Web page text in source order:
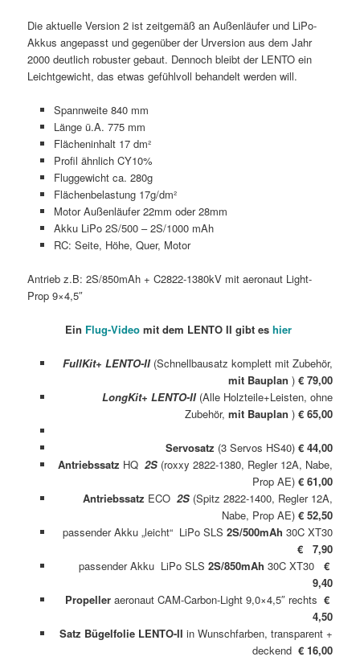
Die aktuelle Version 2 ist zeitgemäß an Außenläufer und LiPo-
Akkus angepasst und gegenüber der Urversion aus dem Jahr
2000 deutlich robuster gebaut. Dennoch bleibt der LENTO ein
Leichtgewicht, das etwas gefühlvoll behandelt werden will.
Spannweite 840 mm
Länge ü.A. 775 mm
Flächeninhalt 17 dm²
Profil ähnlich CY10%
Fluggewicht ca. 280g
Flächenbelastung 17g/dm²
Motor Außenläufer 22mm oder 28mm
Akku LiPo 2S/500 – 2S/1000 mAh
RC: Seite, Höhe, Quer, Motor
Antrieb z.B: 2S/850mAh + C2822-1380kV mit aeronaut Light-
Prop 9×4,5″
Ein Flug-Video mit dem LENTO II gibt es hier
FullKit+ LENTO-II (Schnellbausatz komplett mit Zubehör,
mit Bauplan ) € 79,00
LongKit+ LENTO-II (Alle Holzteile+Leisten, ohne
Zubehör, mit Bauplan ) € 65,00
Servosatz (3 Servos HS40) € 44,00
Antriebssatz HQ 2S(roxxy 2822-1380, Regler 12A, Nabe,
Prop AE) € 61,00
Antriebssatz ECO 2S(Spitz 2822-1400, Regler 12A,
Nabe, Prop AE) € 52,50
passender Akku „leicht“ LiPo SLS 2S/500mAh 30C XT30
€ 7,90
passender Akku LiPo SLS 2S/850mAh 30C XT30
€
9,40
Propelleraeronaut CAM-Carbon-Light 9,0×4,5″ rechts €
4,50
Satz Bügelfolie LENTO-II in Wunschfarben, transparent +
deckend € 16,00